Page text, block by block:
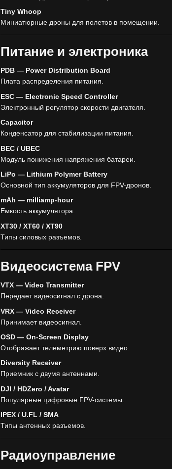
Tiny Whoop
Миниатюрные дроны для полетов в помещении.
Питание и электроника
PDB — Power Distribution Board
Плата распределения питания.
ESC — Electronic Speed Controller
Электронный регулятор скорости двигателя.
Capacitor
Конденсатор для стабилизации питания.
BEC / UBEC
Модуль понижения напряжения батареи.
LiPo — Lithium Polymer Battery
Основной тип аккумуляторов для FPV-дронов.
mAh — milliamp-hour
Емкость аккумулятора.
XT30 / XT60 / XT90
Типы силовых разъемов.
Видеосистема FPV
VTX — Video Transmitter
Передает видеосигнал с дрона.
VRX — Video Receiver
Принимает видеосигнал.
OSD — On-Screen Display
Отображает телеметрию поверх видео.
Diversity Receiver
Приемник с двумя антеннами.
DJI / HDZero / Avatar
Популярные цифровые FPV-системы.
IPEX / U.FL / SMA
Типы антенных разъемов.
Радиоуправление